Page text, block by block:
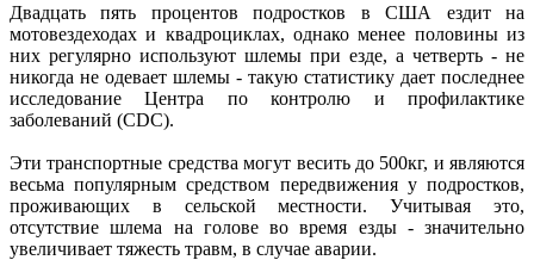
Двадцать пять процентов подростков в США ездит на
мотовездеходах и квадроциклах, однако менее половины из
них регулярно используют шлемы при езде, а четверть - не
никогда не одевает шлемы - такую статистику дает последнее
исследование Центра по контролю и профилактике
заболеваний (CDC).
Эти транспортные средства могут весить до 500кг, и являются
весьма популярным средством передвижения у подростков,
проживающих в сельской местности. Учитывая это,
отсутствие шлема на голове во время езды - значительно
увеличивает тяжесть травм, в случае аварии.